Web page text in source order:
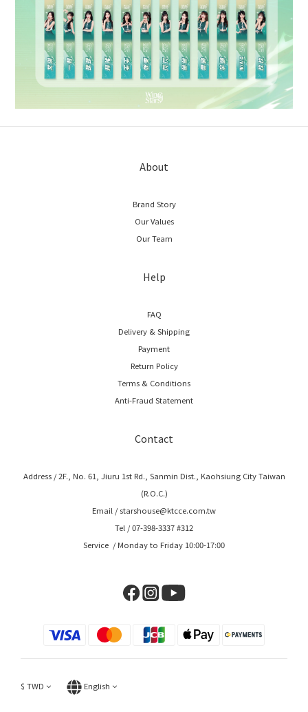
About
Brand Story
Our Values
Our Team
Help
FAQ
Delivery & Shipping
Payment
Return Policy
Terms & Conditions
Anti-Fraud Statement
Contact
Address / 2F., No. 61, Jiuru 1st Rd., Sanmin Dist., Kaohsiung City Taiwan
(R.O.C.)
Email / starshouse@ktcce.com.tw
Tel / 07-398-3337 #312
Service / Monday to Friday 10:00-17:00
$ TWD English